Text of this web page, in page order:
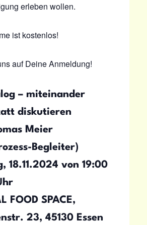
erleben wollen.
ist kostenlos!
auf Deine Anmeldung!
– miteinander
diskutieren
Meier
Begleiter)
18.11.2024 von 19:00
FOOD SPACE,
23, 45130 Essen